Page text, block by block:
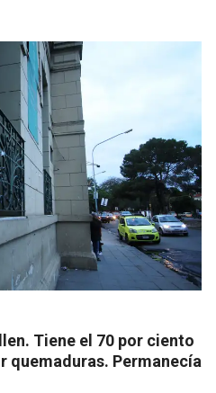
Tiene el 70 por ciento
quemaduras. Permanecía